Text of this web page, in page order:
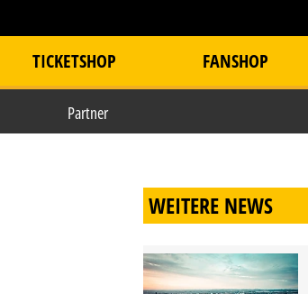
TICKETSHOP FANSHOP
Partner
WEITERE NEWS